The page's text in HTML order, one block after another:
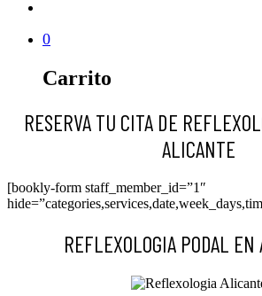
0
Carrito
RESERVA TU CITA DE
ALICANTE
[bookly-form staff_member_id=”1″
REFLEXOLOGIA PODAL